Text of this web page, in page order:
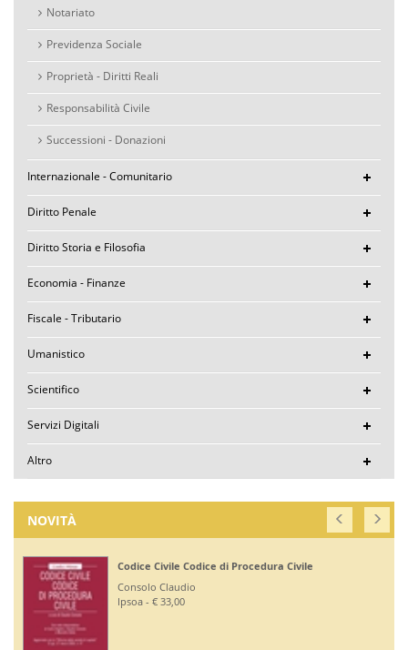
Notariato
Previdenza Sociale
Proprietà - Diritti Reali
Responsabilità Civile
Successioni - Donazioni
Internazionale - Comunitario
Diritto Penale
Diritto Storia e Filosofia
Economia - Finanze
Fiscale - Tributario
Umanistico
Scientifico
Servizi Digitali
Altro
NOVITÀ
Codice Civile Codice di Procedura Civile
Consolo Claudio
Ipsoa - € 33,00